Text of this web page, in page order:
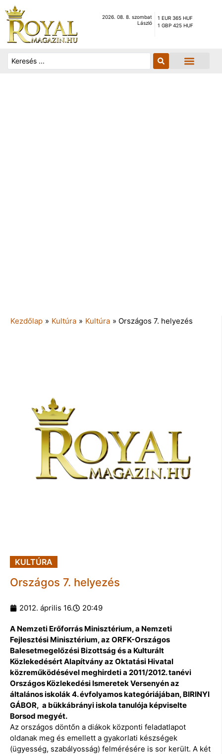
2026. 08. 8. szombat
László
1 EUR 365 HUF
1 GBP 425 HUF
Kezdőlap » Kultúra » Kultúra » Országos 7. helyezés
KULTÚRA
Országos 7. helyezés
2012. április 16. 20:49
A Nemzeti Erőforrás Minisztérium, a Nemzeti
Fejlesztési Minisztérium, az ORFK-Országos
Balesetmegelőzési Bizottság és a Kulturált
Közlekedésért Alapítvány az Oktatási Hivatal
közreműködésével meghirdeti a 2011/2012. tanévi
Országos Közlekedési Ismeretek Versenyén az
általános iskolák 4. évfolyamos kategóriájában, BIRINYI
GÁBOR, a bükkábrányi iskola tanulója képviselte
Borsod megyét.
Az országos döntőn a diákok központi feladatlapot
oldanak meg és emellett a gyakorlati készségek
(ügyesség, szabályosság) felmérésére is sor került. A két